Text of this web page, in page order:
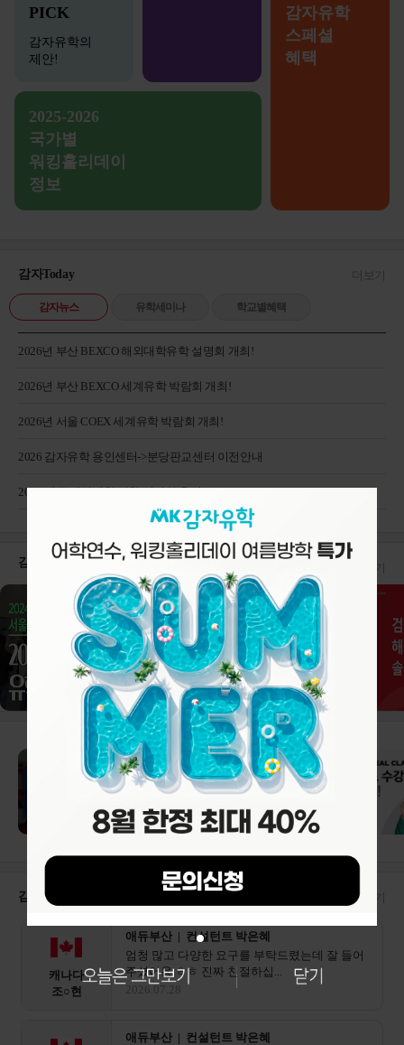
PICK
감자유학의
제안!
감자유학
스페셜
혜택
2025-2026
국가별
워킹홀리데이
정보
감자Today 더보기
감자뉴스 유학세미나 학교별혜택
2026년 부산 BEXCO 해외대학유학 설명회 개최!
2026년 부산 BEXCO 세계유학 박람회 개최!
2026년 서울 COEX 세계유학 박람회 개최!
2026 감자유학 용인센터->분당판교센터 이전안내
2026 대구 해외대학 진학 설명회 후기
감자Tube!
감자유학 수속후기 더보기
캐나다
조○현
애듀부산 | 컨설턴트 박은혜
엄청 많고 다양한 요구를 부탁드렸는데 잘 들어
주셨어용 ㅎㅎ 진짜 친절하십...
2026.07.28
애듀부산 | 컨설턴트 박은혜